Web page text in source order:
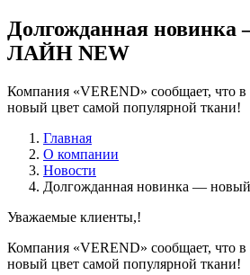
Долгожданная
ЛАЙН NEW
Компания «VEREND» сообщает, что в
новый цвет самой популярной ткани!
Главная
О компании
Новости
Долгожданная новинка —
Уважаемые клиенты,!
Компания «VEREND» сообщает, что в
новый цвет самой популярной ткани!